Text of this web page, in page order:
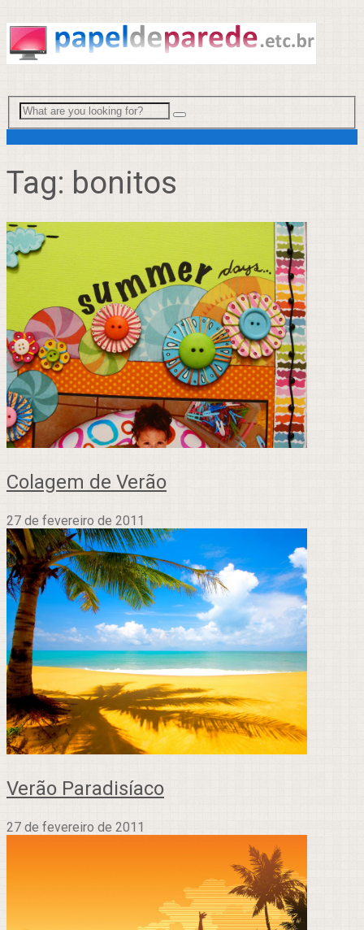
Tag: bonitos
Colagem de Verão
27 de fevereiro de 2011
Verão Paradisíaco
27 de fevereiro de 2011